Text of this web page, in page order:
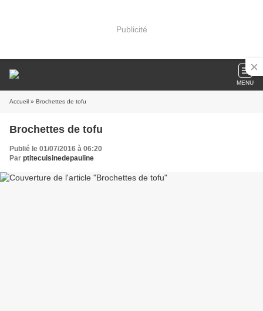
Publicité
MENU
Accueil » Brochettes de tofu
Brochettes de tofu
Publié le 01/07/2016 à 06:20
Par ptitecuisinedepauline